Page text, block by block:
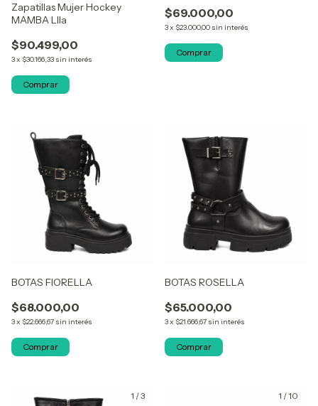
Zapatillas Mujer Hockey
MAMBA LIla
$90.499,00
3x $30.166,33 sin interés
Comprar
$69.000,00
3x $23.000,00 sin interés
Comprar
BOTAS FIORELLA
$68.000,00
3x $22.666,67 sin interés
Comprar
BOTAS ROSELLA
$65.000,00
3x $21.666,67 sin interés
Comprar
1 /3 1 /10